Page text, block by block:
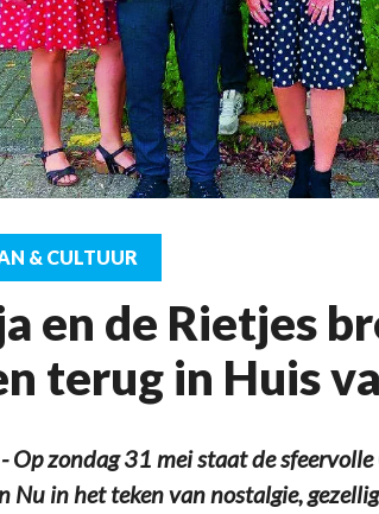
& CULTUUR
en de Rietjes
terug in Huis
Op zondag 31 mei staat de
Nu in het teken van nostalgie,